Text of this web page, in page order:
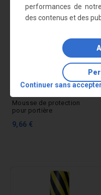
Mousse de protection
pour portière
9,66 €
performances de
des contenus et des
Continuer sans